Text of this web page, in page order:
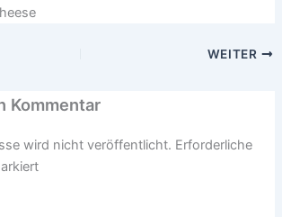
WEITER
Kommentar
wird nicht veröffentlicht. Erforderliche